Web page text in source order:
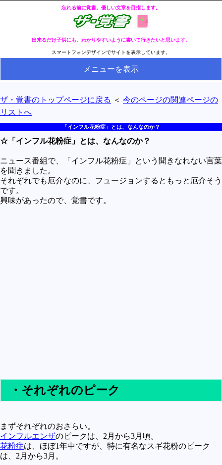
忘れる前に覚書。優しい文章を目指します。
出来るだけ子供にも、わかりやすいように書いて行きたいと思います。
スマートフォンデザインでサイトを表示しています。
メニューを表示
全ページのリストへ
健康
冬・冷え性対策
生活
料理とか食べ物
宇宙とか地球
趣味
未確認
ザ・覚書のトップページに戻る ＜ 今のページの関連ページの
リストへ
「インフル花粉症」とは、なんなのか？
☆「インフル花粉症」とは、なんなのか？
ニュース番組で、「インフル花粉症」という聞きなれない言葉
を聞きました。
それぞれでも厄介なのに、フュージョンするともっと厄介そう
です。
興味があったので、覚書です。
・それぞれのピーク
まずそれぞれのおさらい。
インフルエンザのピークは、2月から3月頃。
花粉症は、ほぼ1年中ですが、特に有名なスギ花粉のピーク
は、2月から3月。